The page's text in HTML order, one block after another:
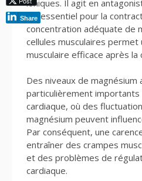
ioniques. Il agit en
ion essentiel pour la
concentration adéquate de
cellules musculaires permet
musculaire efficace après la
Des niveaux de
particulièrement importants
cardiaque, où des
magnésium peuvent
Par conséquent, une
entraîner des crampes
et des problèmes de
cardiaque.
Share